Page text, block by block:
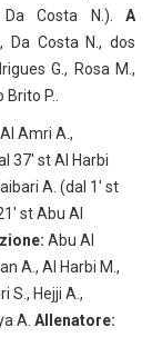
Costa N.). A
Da Costa N., dos
G., Rosa M.,
Brito P..
Amri A.,
37′ st Al Harbi
A. (dal 1′ st
st Abu Al
Abu Al
A., Al Harbi M.,
S., Hejji A.,
A. Allenatore: